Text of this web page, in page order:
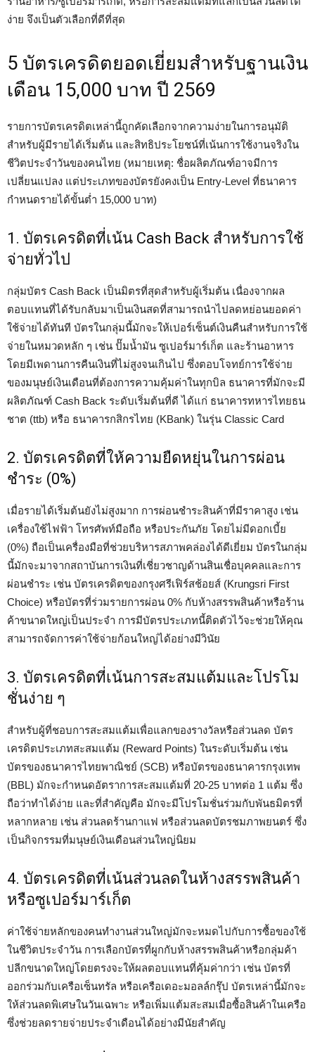
ง่าย จึงเป็นตัวเลือกที่ดีที่สุด
5 บัตรเครดิตยอดเยี่ยมสำหรับฐานเงิน
เดือน 15,000 บาท ปี 2569
รายการบัตรเครดิตเหล่านี้ถูกคัดเลือกจากความง่ายในการอนุมัติ
สำหรับผู้มีรายได้เริ่มต้น และสิทธิประโยชน์ที่เน้นการใช้งานจริงใน
ชีวิตประจำวันของคนไทย (หมายเหตุ: ชื่อผลิตภัณฑ์อาจมีการ
เปลี่ยนแปลง แต่ประเภทของบัตรยังคงเป็น Entry-Level ที่ธนาคาร
กำหนดรายได้ขั้นต่ำ 15,000 บาท)
1. บัตรเครดิตที่เน้น Cash Back สำหรับการใช้
จ่ายทั่วไป
กลุ่มบัตร Cash Back เป็นมิตรที่สุดสำหรับผู้เริ่มต้น เนื่องจากผล
ตอบแทนที่ได้รับกลับมาเป็นเงินสดที่สามารถนำไปลดหย่อนยอดค่า
ใช้จ่ายได้ทันที บัตรในกลุ่มนี้มักจะให้เปอร์เซ็นต์เงินคืนสำหรับการใช้
จ่ายในหมวดหลัก ๆ เช่น ปั๊มน้ำมัน ซูเปอร์มาร์เก็ต และร้านอาหาร
โดยมีเพดานการคืนเงินที่ไม่สูงจนเกินไป ซึ่งตอบโจทย์การใช้จ่าย
ของมนุษย์เงินเดือนที่ต้องการความคุ้มค่าในทุกบิล ธนาคารที่มักจะมี
ผลิตภัณฑ์ Cash Back ระดับเริ่มต้นที่ดี ได้แก่ ธนาคารทหารไทยธน
ชาต (ttb) หรือ ธนาคารกสิกรไทย (KBank) ในรุ่น Classic Card
2. บัตรเครดิตที่ให้ความยืดหยุ่นในการผ่อน
ชำระ (0%)
เมื่อรายได้เริ่มต้นยังไม่สูงมาก การผ่อนชำระสินค้าที่มีราคาสูง เช่น
เครื่องใช้ไฟฟ้า โทรศัพท์มือถือ หรือประกันภัย โดยไม่มีดอกเบี้ย
(0%) ถือเป็นเครื่องมือที่ช่วยบริหารสภาพคล่องได้ดีเยี่ยม บัตรในกลุ่ม
นี้มักจะมาจากสถาบันการเงินที่เชี่ยวชาญด้านสินเชื่อบุคคลและการ
ผ่อนชำระ เช่น บัตรเครดิตของกรุงศรีเฟิร์สช้อยส์ (Krungsri First
Choice) หรือบัตรที่ร่วมรายการผ่อน 0% กับห้างสรรพสินค้าหรือร้าน
ค้าขนาดใหญ่เป็นประจำ การมีบัตรประเภทนี้ติดตัวไว้จะช่วยให้คุณ
สามารถจัดการค่าใช้จ่ายก้อนใหญ่ได้อย่างมีวินัย
3. บัตรเครดิตที่เน้นการสะสมแต้มและโปรโม
ชั่นง่าย ๆ
สำหรับผู้ที่ชอบการสะสมแต้มเพื่อแลกของรางวัลหรือส่วนลด บัตร
เครดิตประเภทสะสมแต้ม (Reward Points) ในระดับเริ่มต้น เช่น
บัตรของธนาคารไทยพาณิชย์ (SCB) หรือบัตรของธนาคารกรุงเทพ
(BBL) มักจะกำหนดอัตราการสะสมแต้มที่ 20-25 บาทต่อ 1 แต้ม ซึ่ง
ถือว่าทำได้ง่าย และที่สำคัญคือ มักจะมีโปรโมชั่นร่วมกับพันธมิตรที่
หลากหลาย เช่น ส่วนลดร้านกาแฟ หรือส่วนลดบัตรชมภาพยนตร์ ซึ่ง
เป็นกิจกรรมที่มนุษย์เงินเดือนส่วนใหญ่นิยม
4. บัตรเครดิตที่เน้นส่วนลดในห้างสรรพสินค้า
หรือซูเปอร์มาร์เก็ต
ค่าใช้จ่ายหลักของคนทำงานส่วนใหญ่มักจะหมดไปกับการซื้อของใช้
ในชีวิตประจำวัน การเลือกบัตรที่ผูกกับห้างสรรพสินค้าหรือกลุ่มค้า
ปลีกขนาดใหญ่โดยตรงจะให้ผลตอบแทนที่คุ้มค่ากว่า เช่น บัตรที่
ออกร่วมกับเครือเซ็นทรัล หรือเครือเดอะมอลล์กรุ๊ป บัตรเหล่านี้มักจะ
ให้ส่วนลดพิเศษในวันเฉพาะ หรือเพิ่มแต้มสะสมเมื่อซื้อสินค้าในเครือ
ซึ่งช่วยลดรายจ่ายประจำเดือนได้อย่างมีนัยสำคัญ